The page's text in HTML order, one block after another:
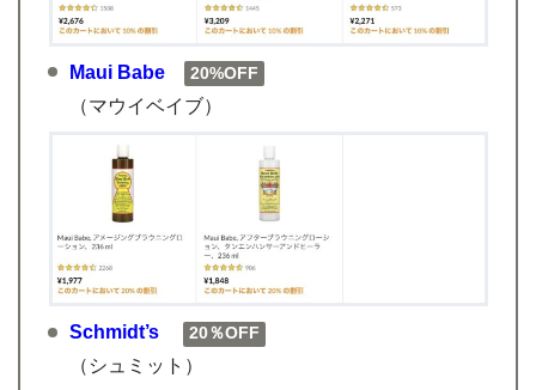
Maui Babe 20%OFF
（マウイベイブ）
Schmidt’s 20％OFF
（シュミット）